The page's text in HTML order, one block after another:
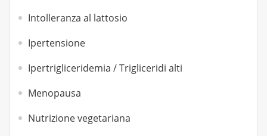
Intolleranza al lattosio
Ipertensione
Ipertrigliceridemia / Trigliceridi alti
Menopausa
Nutrizione vegetariana